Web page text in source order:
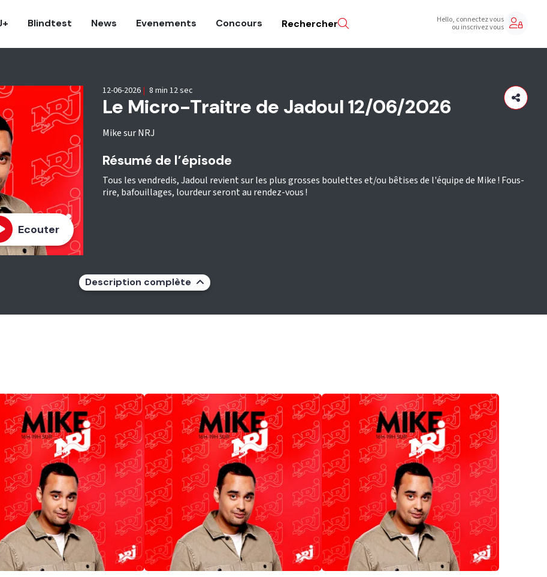
Blindtest News Evenements Concours Rechercher Hello, connectez vous
ou inscrivez vous
Ecouter
Le Micro-Traitre de Jadoul 12/06/2026
Mike sur NRJ
12-06-2026 | 8 min 12 sec
Résumé de l’épisode
Tous les vendredis, Jadoul revient sur les plus grosses boulettes et/ou bêtises de l'équipe de Mike ! Fous-
rire, bafouillages, lourdeur seront au rendez-vous !
Description complète